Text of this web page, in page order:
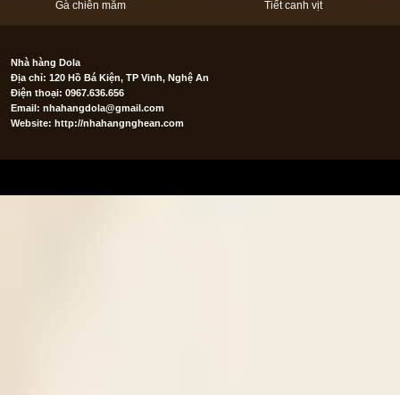
Gà chiên mắm Tiết canh vịt
Nhà hàng Dola
Địa chỉ: 120 Hồ Bá Kiện, TP Vinh, Nghệ An
Điện thoại: 0967.636.656
Email: nhahangdola@gmail.com
Website: http://nhahangnghean.com